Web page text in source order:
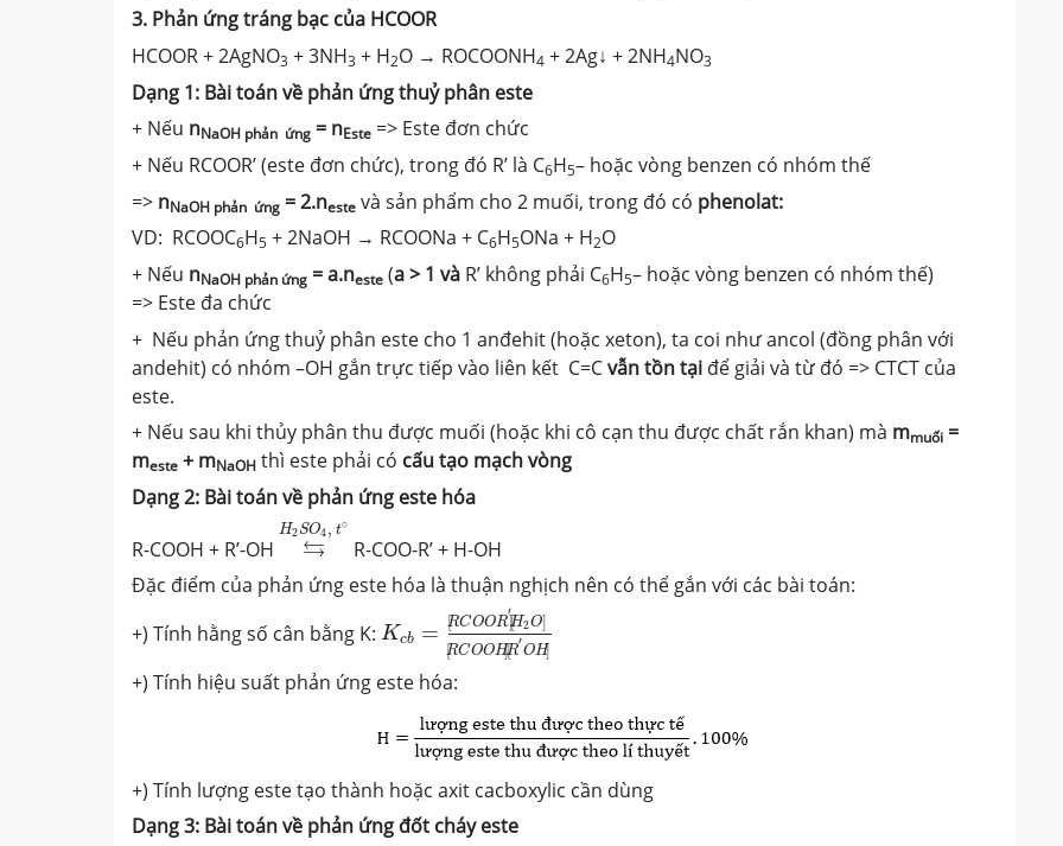
3. Phản ứng tráng bạc của HCOOR
HCOOR + 2AgNO3 + 3NH3 + H2O → ROCOONH4 + 2Ag↓ + 2NH4NO3
Dạng 1: Bài toán về phản ứng thuỷ phân este
+ Nếu nNaOH phản ứng = nEste => Este đơn chức
+ Nếu RCOOR’ (este đơn chức), trong đó R’ là C6H5– hoặc vòng benzen có nhóm thế
=> nNaOH phản ứng = 2.neste và sản phẩm cho 2 muối, trong đó có phenolat:
VD: RCOOC6H5 + 2NaOH → RCOONa + C6H5ONa + H2O
+ Nếu nNaOH phản ứng = a.neste (a > 1 và R’ không phải C6H5– hoặc vòng benzen có nhóm thế)
=> Este đa chức
+ Nếu phản ứng thuỷ phân este cho 1 anđehit (hoặc xeton), ta coi như ancol (đồng phân với
andehit) có nhóm –OH gắn trực tiếp vào liên kết C=Cvẫn tồn tại để giải và từ đó => CTCT của
este.
+ Nếu sau khi thủy phân thu được muối (hoặc khi cô cạn thu được chất rắn khan) mà mmuối =
meste + mNaOH thì este phải có cấu tạo mạch vòng
Dạng 2: Bài toán về phản ứng este hóa
R-COOH + R’-OH
H2SO4, t∘
⇆
⇆H2 SO ∘
R-COO-R’ + H-OH
Đặc điểm của phản ứng este hóa là thuận nghịch nên có thể gắn với các bài toán:
+) Tính hằng số cân bằng K: Kcb = [RCOOR
′
].[H2O]
[RCOOH].[R
′
OH]
RCOOR′] CO
+) Tính hiệu suất phản ứng este hóa:
+) Tính lượng este tạo thành hoặc axit cacboxylic cần dùng
Dạng 3: Bài toán về phản ứng đốt cháy este